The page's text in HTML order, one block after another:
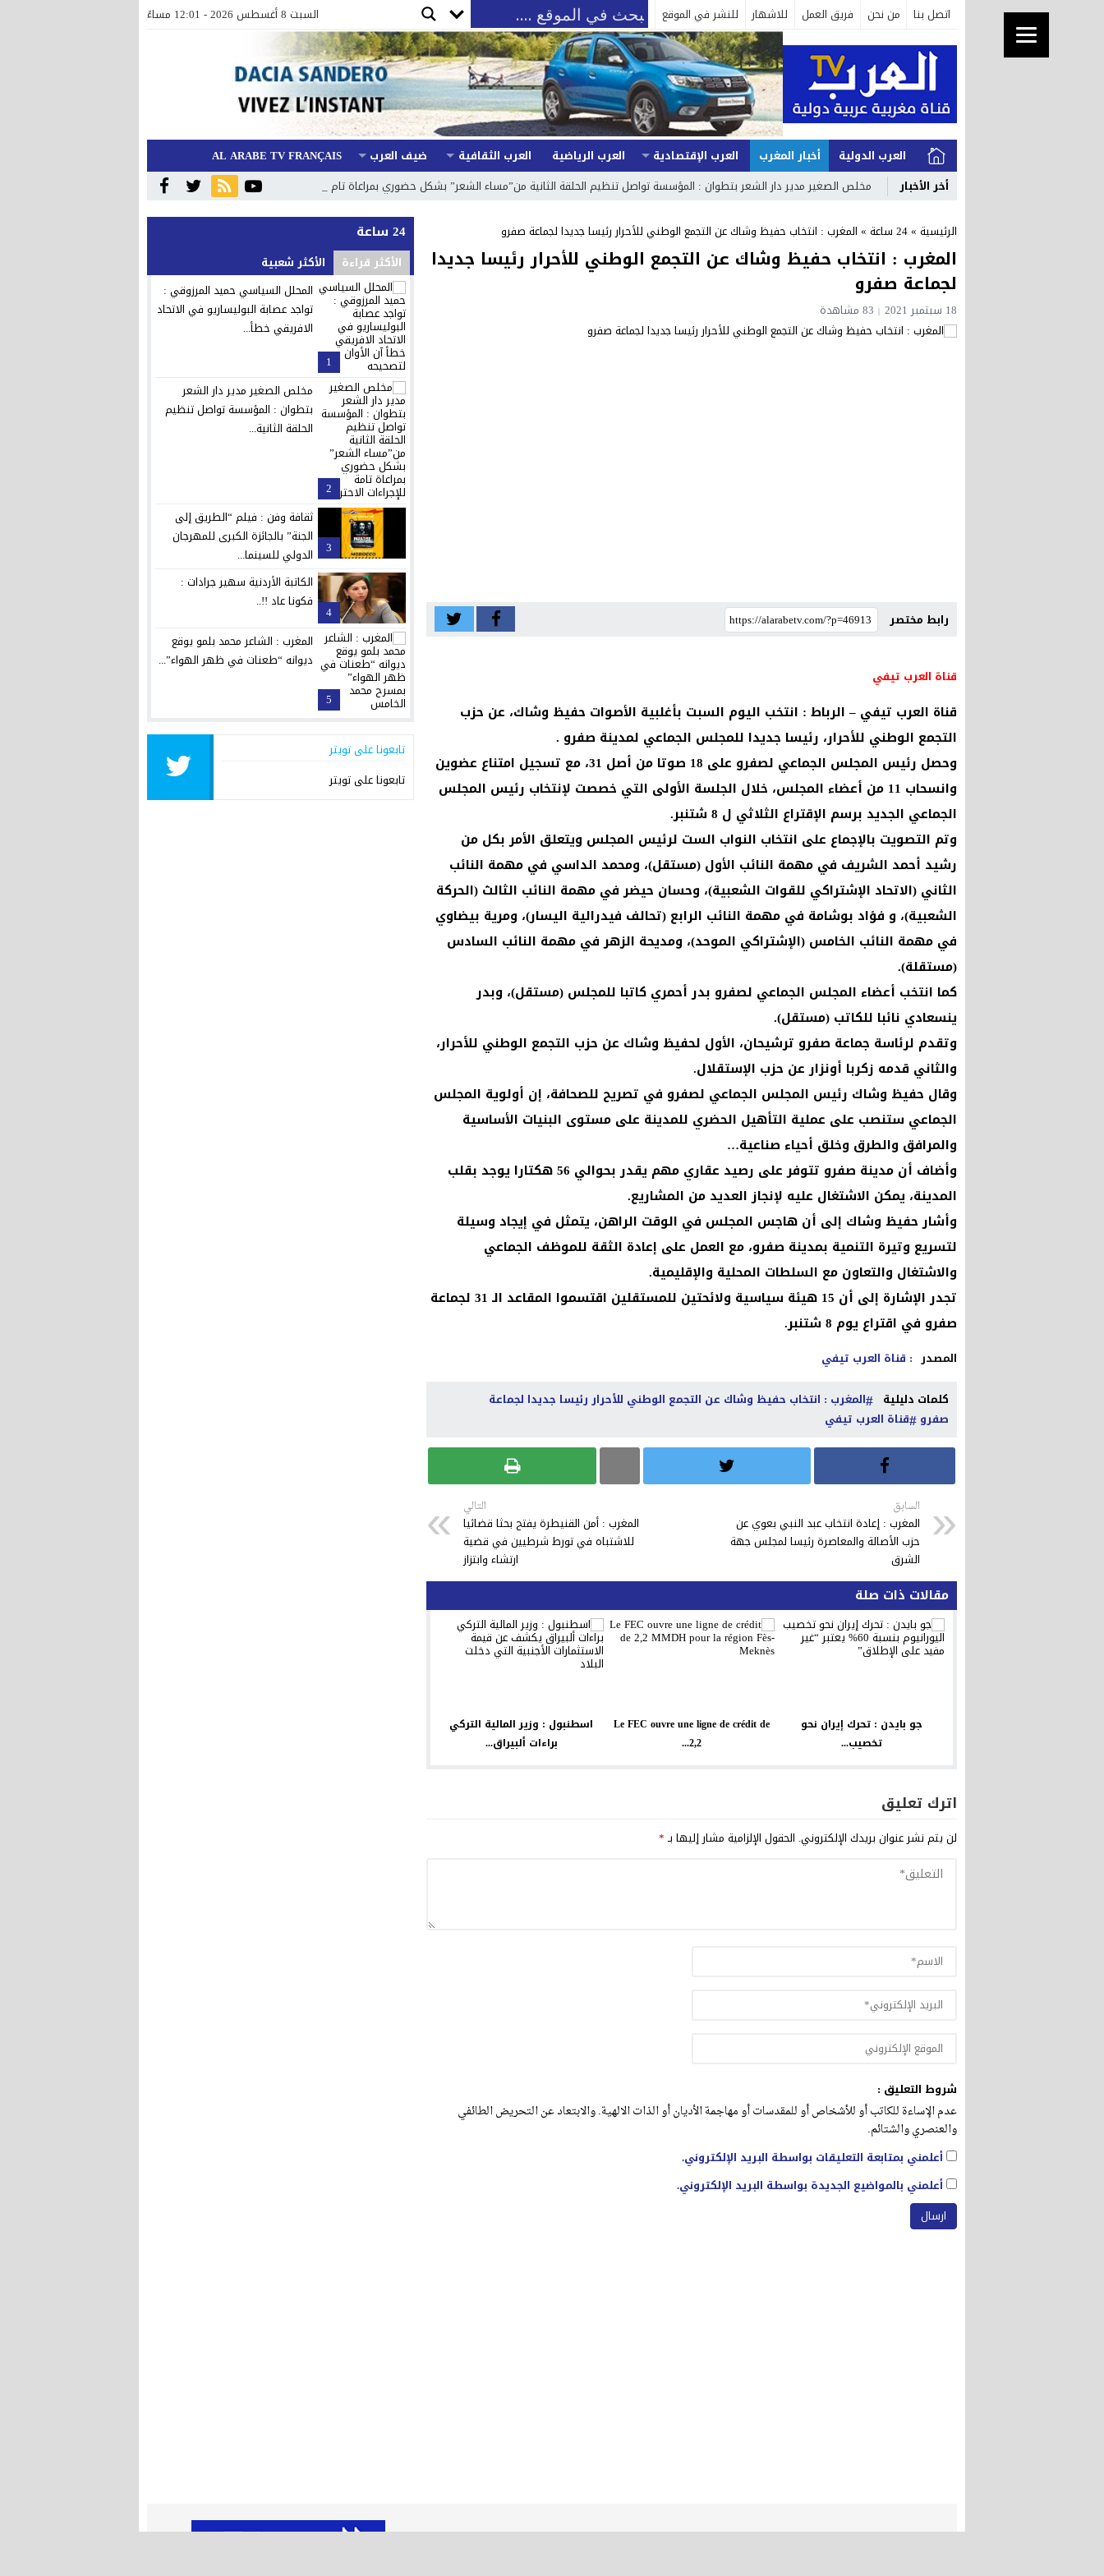
اتصل بنا من نحن فريق العمل للاشهار للنشر في الموقع السبت 8 أغسطس 2026 - 12:01 مساءً
العرب الدولية أخبار المغرب العرب الإقتصادية العرب الرياضية العرب الثقافية ضيف العرب
AL ARABE TV FRANÇAIS
أخر الأخبار
مخلص الصغير مدير دار الشعر بتطوان : المؤسسة تواصل تنظيم الحلقة الثانية من”مساء الشعر” بشكل حضوري بمراعاة تامة للإجرا _
الرئيسية »24 ساعة » المغرب : انتخاب حفيظ وشاك عن التجمع الوطني للأحرار رئيسا جديدا لجماعة صفرو
المغرب : انتخاب حفيظ وشاك عن التجمع الوطني للأحرار رئيسا جديدا
لجماعة صفرو
18 سبتمبر 2021 83 مشاهدة
رابط مختصر
قناة العرب تيفي
قناة العرب تيفي – الرباط : انتخب اليوم السبت بأغلبية الأصوات حفيظ وشاك، عن حزب
التجمع الوطني للأحرار، رئيسا جديدا للمجلس الجماعي لمدينة صفرو .
وحصل رئيس المجلس الجماعي لصفرو على 18 صوتا من أصل 31، مع تسجيل امتناع عضوين
وانسحاب 11 من أعضاء المجلس، خلال الجلسة الأولى التي خصصت لإنتخاب رئيس المجلس
الجماعي الجديد برسم الإقتراع الثلاثي ل 8 شتنبر.
وتم التصويت بالإجماع على انتخاب النواب الست لرئيس المجلس ويتعلق الأمر بكل من
رشيد أحمد الشريف في مهمة النائب الأول (مستقل)، ومحمد الداسي في مهمة النائب
الثاني (الاتحاد الإشتراكي للقوات الشعبية)، وحسان حيضر في مهمة النائب الثالث (الحركة
الشعبية)، و فؤاد بوشامة في مهمة النائب الرابع (تحالف فيدرالية اليسار)، ومرية بيضاوي
في مهمة النائب الخامس (الإشتراكي الموحد)، ومديحة الزهر في مهمة النائب السادس
(مستقلة).
كما انتخب أعضاء المجلس الجماعي لصفرو بدر أحمري كاتبا للمجلس (مستقل)، وبدر
ينسعادي نائبا للكاتب (مستقل).
وتقدم لرئاسة جماعة صفرو ترشيحان، الأول لحفيظ وشاك عن حزب التجمع الوطني للأحرار،
والثاني قدمه زكربا أونزار عن حزب الإستقلال.
وقال حفيظ وشاك رئيس المجلس الجماعي لصفرو في تصريح للصحافة، إن أولوية المجلس
الجماعي ستنصب على عملية التأهيل الحضري للمدينة على مستوى البنيات الأساسية
والمرافق والطرق وخلق أحياء صناعية…
وأضاف أن مدينة صفرو تتوفر على رصيد عقاري مهم يقدر بحوالي 56 هكتارا يوجد بقلب
المدينة، يمكن الاشتغال عليه لإنجاز العديد من المشاريع.
وأشار حفيظ وشاك إلى أن هاجس المجلس في الوقت الراهن، يتمثل في إيجاد وسيلة
لتسريع وتيرة التنمية بمدينة صفرو، مع العمل على إعادة الثقة للموظف الجماعي
والاشتغال والتعاون مع السلطات المحلية والإقليمية.
تجدر الإشارة إلى أن 15 هيئة سياسية ولائحتين للمستقلين اقتسموا المقاعد الـ 31 لجماعة
صفرو في اقتراع يوم 8 شتنبر.
المصدر : قناة العرب تيفي
كلمات دليلية
المغرب : انتخاب حفيظ وشاك عن التجمع الوطني للأحرار رئيسا جديدا لجماعة
صفرو قناة العرب تيفي
السابق
المغرب : إعادة انتخاب عبد النبي بعوي عن
حزب الأصالة والمعاصرة رئيسا لمجلس جهة
الشرق
التالي
المغرب : أمن القنيطرة يفتح بحثا قضائيا
للاشتباه في تورط شرطيين في قضية
ارتشاء وابتزاز
مقالات ذات صلة
جو بايدن : تحرك إيران نحو
تخصيب...
Le FEC ouvre une ligne de crédit de
2,2...
اسطنبول : وزير المالية التركي
براءات ألبيراق...
اترك تعليق
لن يتم نشر عنوان بريدك الإلكتروني. الحقول الإلزامية مشار إليها بـ*
شروط التعليق :
عدم الإساءة للكاتب أو للأشخاص أو للمقدسات أو مهاجمة الأديان أو الذات الالهية. والابتعاد عن التحريض الطائفي
والعنصري والشتائم.
أعلمني بمتابعة التعليقات بواسطة البريد الإلكتروني.
أعلمني بالمواضيع الجديدة بواسطة البريد الإلكتروني.
24 ساعة
الأكثر قراءة الأكثر شعبية
1
المحلل السياسي حميد المرزوقي :
تواجد عصابة البوليساريو في الاتحاد
الافريقي خطأ...
2
مخلص الصغير مدير دار الشعر
بتطوان : المؤسسة تواصل تنظيم
الحلقة الثانية...
3
ثقافة وفن : فيلم “الطريق إلى
الجنة” بالجائزة الكبرى للمهرجان
الدولي للسينما...
4
الكاتبة الأردنية سهير جرادات :
فكونا عاد !!..
5
المغرب : الشاعر محمد بلمو يوقع
ديوانه “طعنات في ظهر الهواء”...
تابعونا على تويتر
تابعونا على تويتر